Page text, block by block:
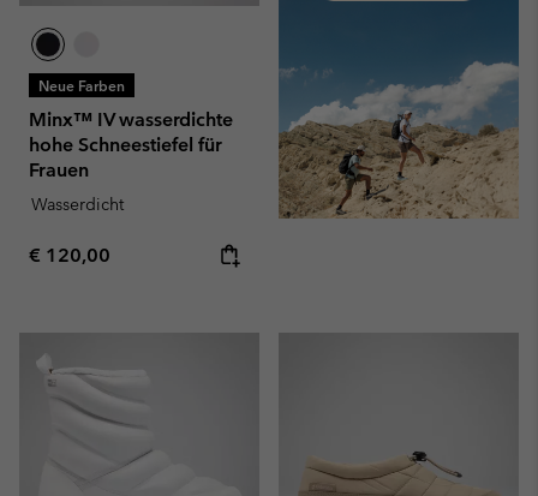
Neue Farben
Minx™ IV wasserdichte
hohe Schneestiefel für
Frauen
Wasserdicht
Regular price:
€ 120,00